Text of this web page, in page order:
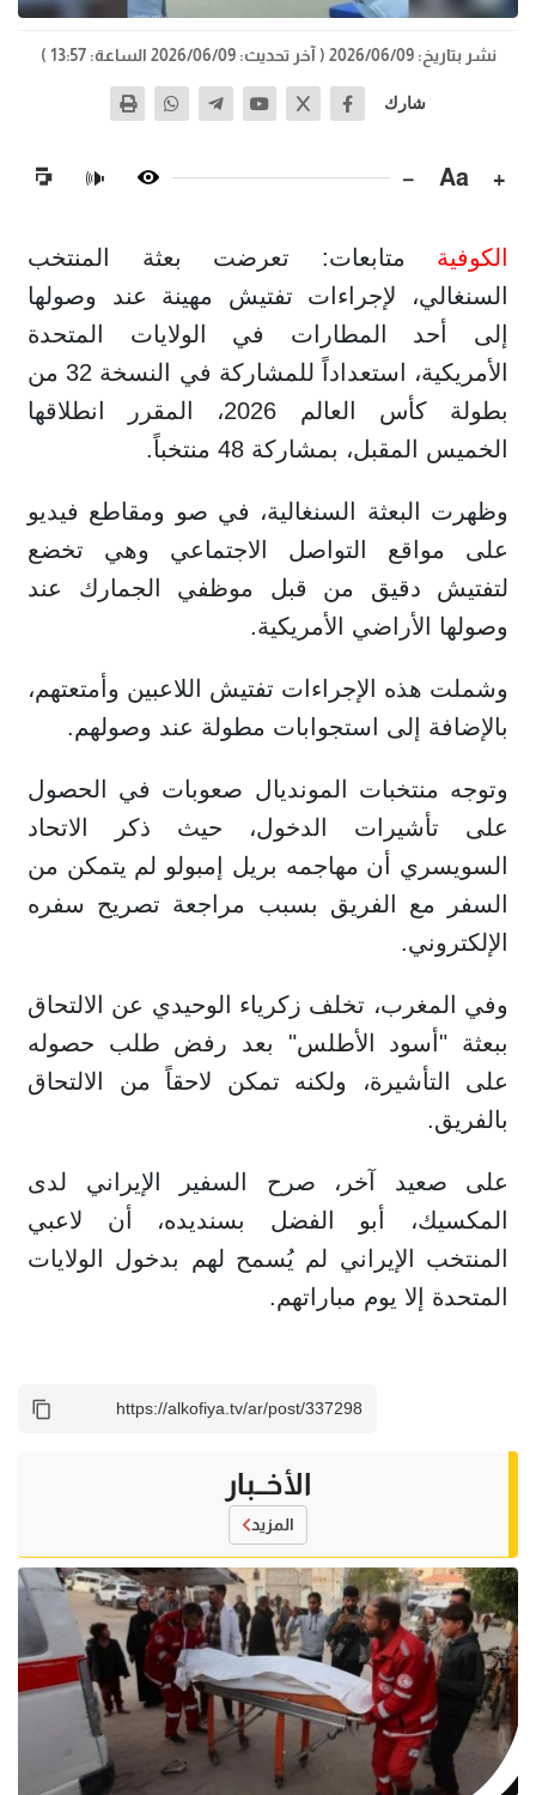
نشر بتاريخ: 2026/06/09 ( آخر تحديث: 2026/06/09 الساعة: 13:57 )
شارك
+
Aa
−
🔊
الكوفية متابعات: تعرضت بعثة المنتخب
السنغالي، لإجراءات تفتيش مهينة عند وصولها
إلى أحد المطارات في الولايات المتحدة
الأمريكية، استعداداً للمشاركة في النسخة 32 من
بطولة كأس العالم 2026، المقرر انطلاقها
الخميس المقبل، بمشاركة 48 منتخباً.
وظهرت البعثة السنغالية، في صو ومقاطع فيديو
على مواقع التواصل الاجتماعي وهي تخضع
لتفتيش دقيق من قبل موظفي الجمارك عند
وصولها الأراضي الأمريكية.
وشملت هذه الإجراءات تفتيش اللاعبين وأمتعتهم،
بالإضافة إلى استجوابات مطولة عند وصولهم.
وتوجه منتخبات المونديال صعوبات في الحصول
على تأشيرات الدخول، حيث ذكر الاتحاد
السويسري أن مهاجمه بريل إمبولو لم يتمكن من
السفر مع الفريق بسبب مراجعة تصريح سفره
الإلكتروني.
وفي المغرب، تخلف زكرياء الوحيدي عن الالتحاق
ببعثة "أسود الأطلس" بعد رفض طلب حصوله
على التأشيرة، ولكنه تمكن لاحقاً من الالتحاق
بالفريق.
على صعيد آخر، صرح السفير الإيراني لدى
المكسيك، أبو الفضل بسنديده، أن لاعبي
المنتخب الإيراني لم يُسمح لهم بدخول الولايات
المتحدة إلا يوم مباراتهم.
الأخــبار
المزيد